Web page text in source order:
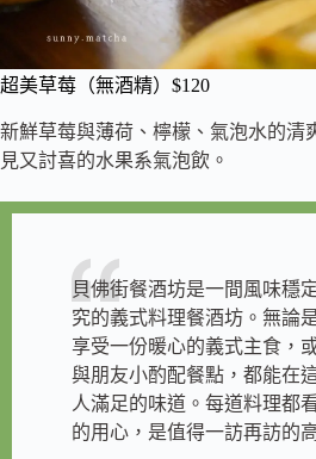
超美草莓（無酒精）$120
新鮮草莓與薄荷、檸檬、氣泡水的清
見又討喜的水果系氣泡飲。
貝佛街餐酒坊是一間風味穩
究的義式料理餐酒坊。無論
享受一份暖心的義式主食，
與朋友小酌配餐點，都能在
人滿足的味道。每道料理都
的用心，是值得一訪再訪的